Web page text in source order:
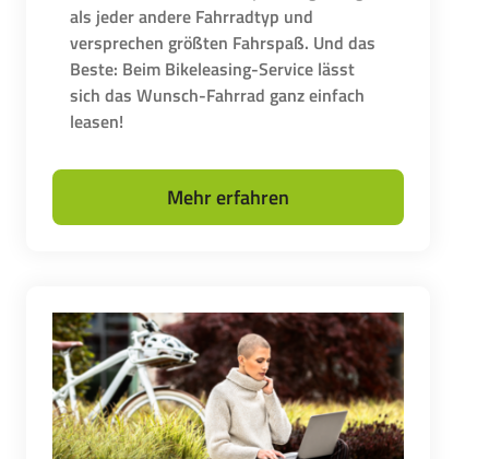
als jeder andere Fahrradtyp und
versprechen größten Fahrspaß. Und das
Beste: Beim Bikeleasing-Service lässt
sich das Wunsch-Fahrrad ganz einfach
leasen!
Mehr erfahren